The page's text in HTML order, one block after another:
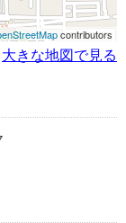
contributors
大きな地図で見る